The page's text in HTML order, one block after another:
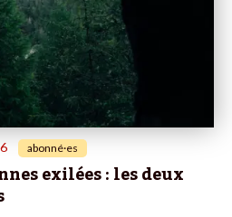
abonné·es
exilées : les deux